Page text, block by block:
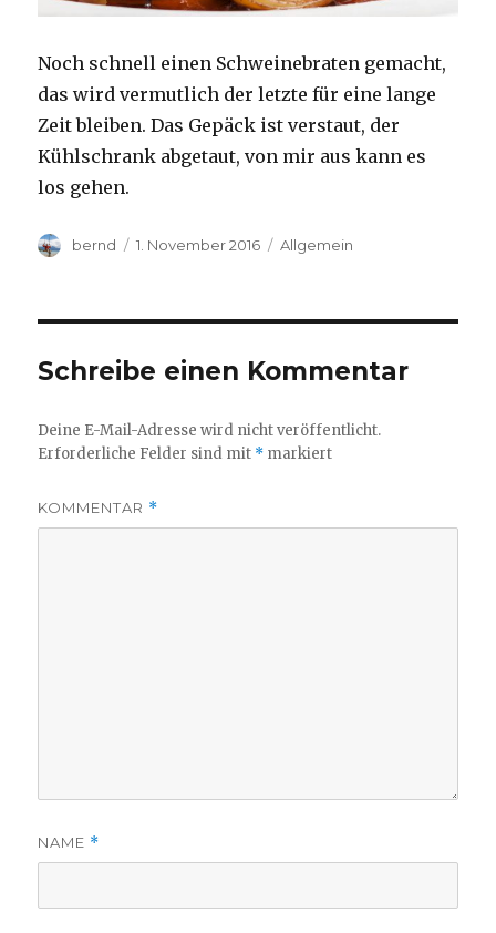
Noch schnell einen Schweinebraten gemacht,
das wird vermutlich der letzte für eine lange
Zeit bleiben. Das Gepäck ist verstaut, der
Kühlschrank abgetaut, von mir aus kann es
los gehen.
Autor
bernd
Veröffentlicht
1. November 2016 Kategorien
Allgemein
Schreibe einen Kommentar
Deine E-Mail-Adresse wird nicht veröffentlicht.
Erforderliche Felder sind mit * markiert
KOMMENTAR *
NAME *